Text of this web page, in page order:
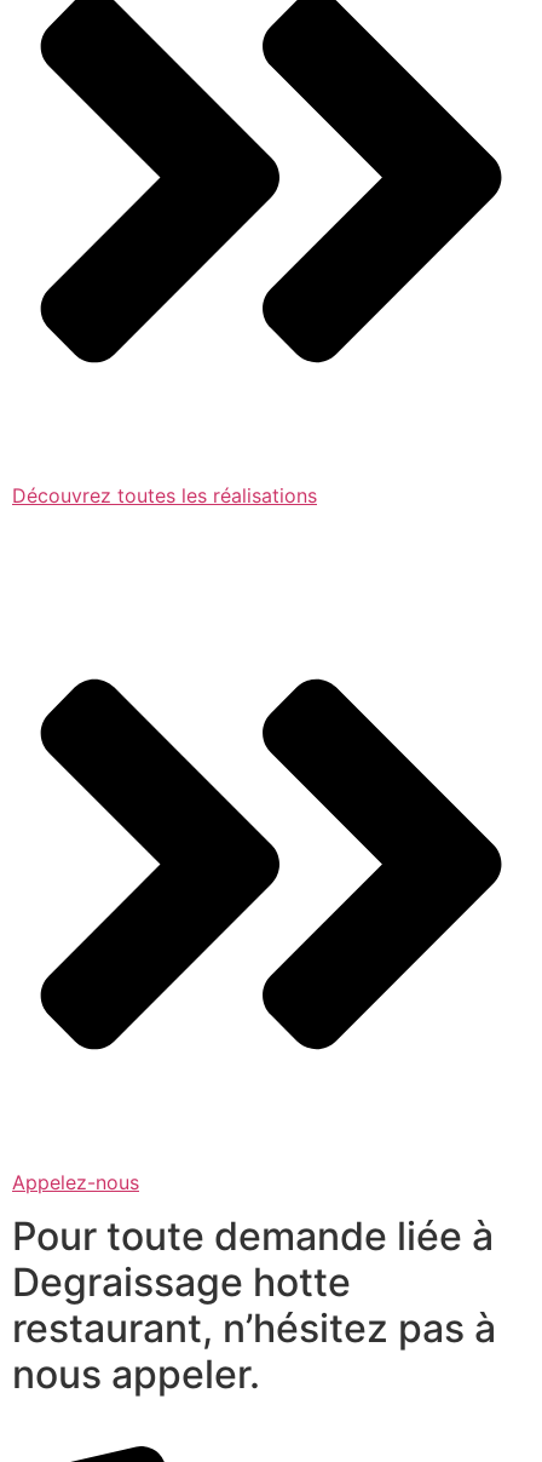
Découvrez toutes les réalisations
Appelez-nous
Pour toute demande liée à
Degraissage hotte
restaurant, n’hésitez pas à
nous appeler.